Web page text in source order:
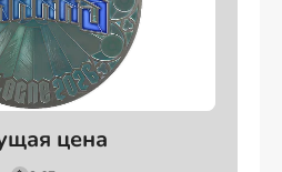
цена